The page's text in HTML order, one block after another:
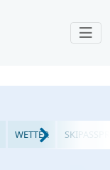
WETTER